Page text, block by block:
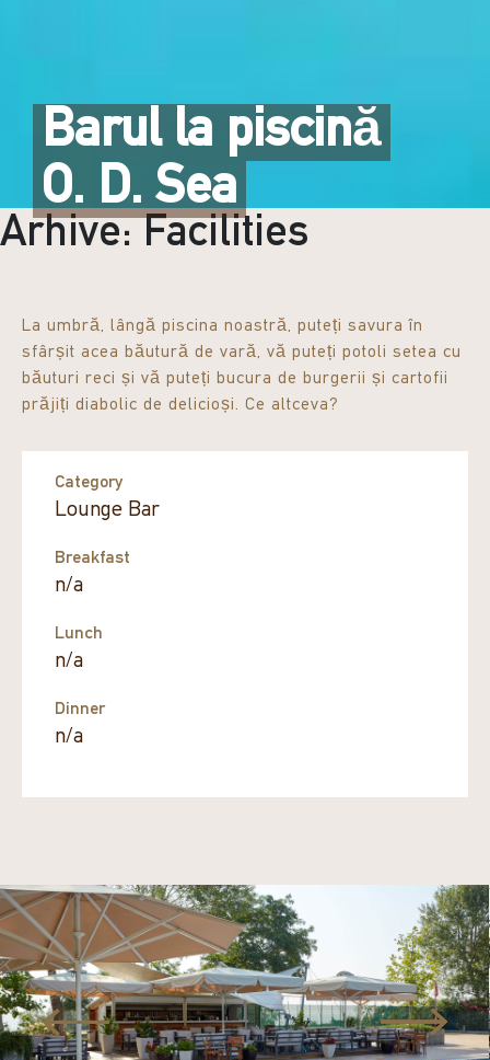
Barul la piscină
O. D. Sea
Arhive: Facilities
La umbră, lângă piscina noastră, puteți savura în
sfârșit acea băutură de vară, vă puteți potoli setea cu
băuturi reci și vă puteți bucura de burgerii și cartofii
prăjiți diabolic de delicioși. Ce altceva?
Category
Lounge Bar
Breakfast
n/a
Lunch
n/a
Dinner
n/a